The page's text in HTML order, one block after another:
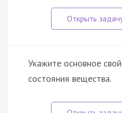
Укажите основное
состояния вещества.